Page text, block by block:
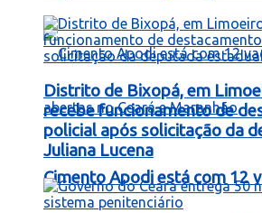
Cimento Apodi está com 12
Distrito de Bixopá, em
recebe funcionamento de
policial após solicitação da
Juliana Lucena